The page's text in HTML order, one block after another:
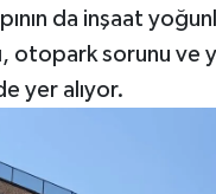
da inşaat
otopark sorunu
yer alıyor.